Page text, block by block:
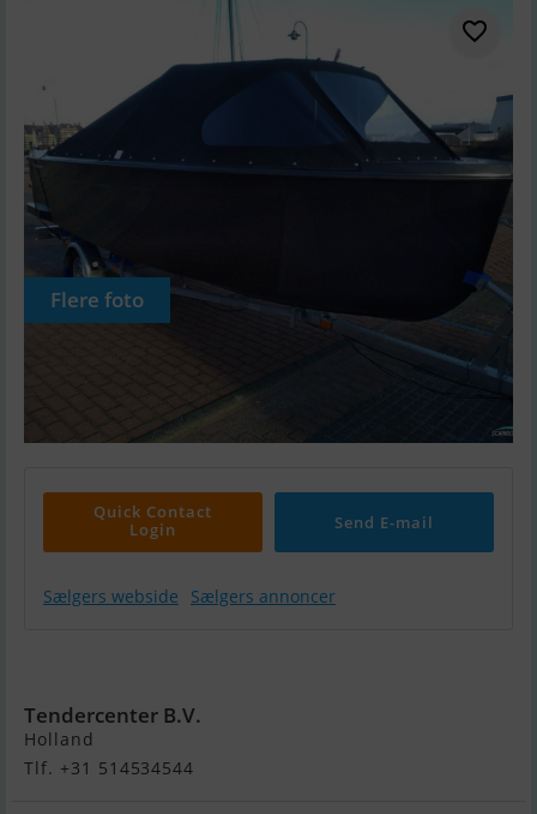
Flere foto
Quick Contact
Login
Send E-mail
Sælgers webside Sælgers annoncer
Tendercenter B.V.
Holland
Tlf. +31 514534544